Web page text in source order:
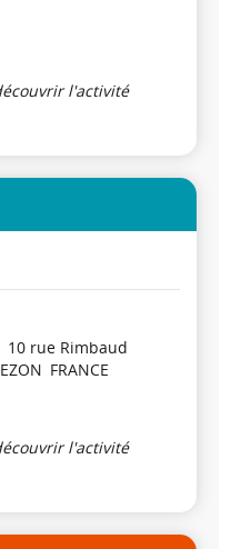
l'activité
10 rue Rimbaud
FRANCE
l'activité